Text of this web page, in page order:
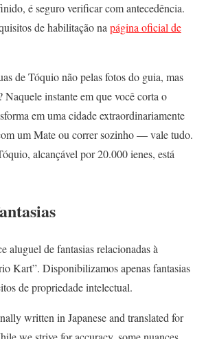
é seguro verificar com antecedência.
de habilitação napágina oficial de
de Tóquio não pelas fotos do guia, mas
instante em que você corta o
em uma cidade extraordinariamente
um Mate ou correr sozinho — vale tudo.
alcançável por 20.000 ienes, está
aluguel de fantasias relacionadas à
Kart”. Disponibilizamos apenas fantasias
de propriedade intelectual.
written in Japanese and translated for